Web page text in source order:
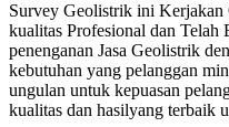
Survey Geolistrik ini
kualitas Profesional dan Telah
penenganan Jasa Geolistrik
kebutuhan yang pelanggan
ungulan untuk kepuasan
kualitas dan hasilyang terbaik